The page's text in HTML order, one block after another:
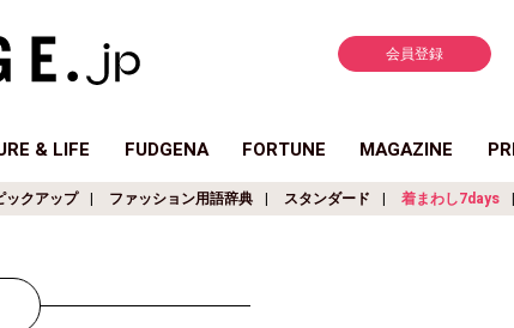
会員登録
& LIFE FUDGENA FORTUNE MAGAZINE
ックアップ ファッション用語辞典 スタンダード 着まわし7days